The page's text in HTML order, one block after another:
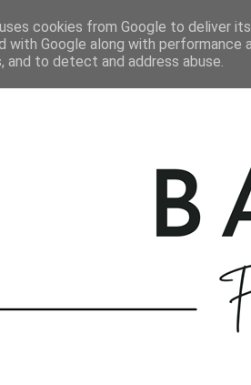
STRONA GŁÓWNA
cookies from Google to deliver
with Google along with
and to detect and address abuse.